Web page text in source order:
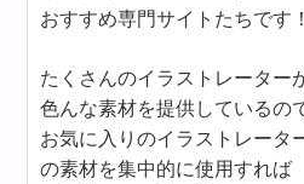
おすすめ専門サイトたちです！
たくさんのイラストレーター
色んな素材を提供しているの
お気に入りのイラストレータ
の素材を集中的に使用すれば